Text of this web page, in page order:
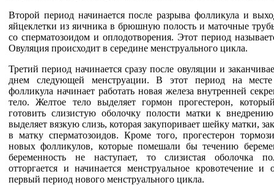
Второй период начинается после разрыва фолликула и
яйцеклетки из яичника в брюшную полость и маточные
со сперматозоидом и оплодотворения. Этот период
Овуляция происходит в середине менструального цикла.
Третий период начинается сразу после овуляции и
днем следующей менструации. В этот период на
фолликула начинает работать новая железа внутренней
тело. Желтое тело выделяет гормон прогестерон,
готовить слизистую оболочку полости матки к
выделяет вязкую слизь, которая закупоривает шейку матки,
в матку сперматозоидов. Кроме того, прогестерон
новых фолликулов, которые помешали бы течению
беременность не наступает, то слизистая оболочка
отторгается и начинается менструальное кровотечение и
первый период нового менструального цикла.